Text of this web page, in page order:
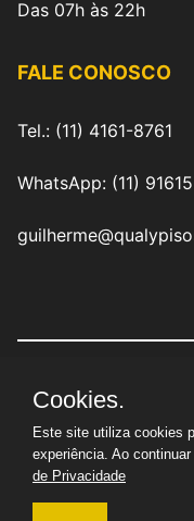
Das 07h às 22h
FALE CONOSCO
Tel.: (11) 4161-8761
WhatsApp: (11)
QualyPisos
29.714.510/0001-
Cookies.
Este site utiliza cookies
experiência. Ao
de Privacidade